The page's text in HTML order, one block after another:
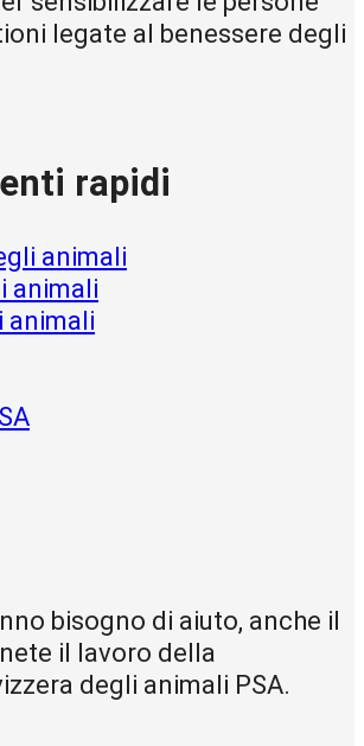
legate al benessere degli
rapidi
animali
animali
animali
bisogno di aiuto, anche il
il lavoro della
degli animali PSA.